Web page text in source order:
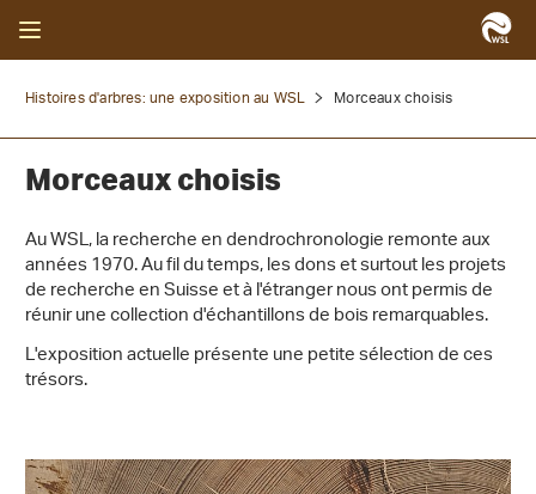
Histoires d'arbres: une exposition au WSL Morceaux choisis
Morceaux choisis
Au WSL, la recherche en dendrochronologie remonte aux
années 1970. Au fil du temps, les dons et surtout les projets
de recherche en Suisse et à l'étranger nous ont permis de
réunir une collection d'échantillons de bois remarquables.
L'exposition actuelle présente une petite sélection de ces
trésors.